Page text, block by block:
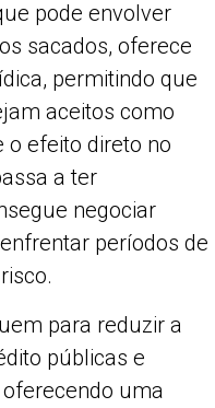
pode envolver
sacados, oferece
permitindo que
aceitos como
o efeito direto no
a ter
negociar
períodos de
para reduzir a
públicas e
uma